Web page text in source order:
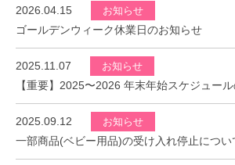
2026.04.15 お知らせ
ゴールデンウィーク休業日のお知らせ
2025.11.07 お知らせ
【重要】2025〜2026 年末年始スケジュー
2025.09.12 お知らせ
一部商品(ベビー用品)の受け入れ停止につい